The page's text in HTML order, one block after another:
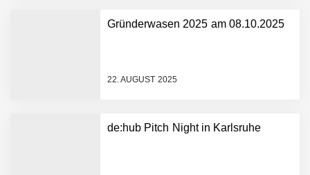
Gründerwasen 2025 am 08.10.2025
22. AUGUST 2025
de:hub Pitch Night in Karlsruhe
Dollar bekannt, um den
Plattform zu beschleunigen
NEURA Robotics und